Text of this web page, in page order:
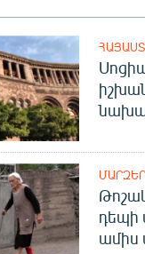
ՄԱՐԶԵՐ
դեպի
ամիս